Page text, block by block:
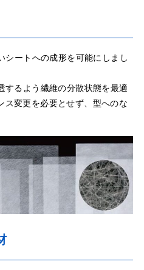
シートへの成形を可能にしまし
するよう繊維の分散状態を最適
ス変更を必要とせず、型へのな